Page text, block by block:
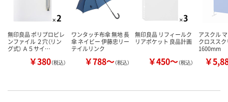
無印良品 ポリプロピレ
ンファイル ２穴（リン
グ式） Ａ５サイ…
￥380（税込）
ワンタッチ布傘 無地 長
傘 ネイビー 伊藤忠リー
テイルリンク
￥788～（税込）
無印良品 リフィールク
リアポケット 良品計画
￥450～（税込）
アスクル
クロスス
1600mm
￥